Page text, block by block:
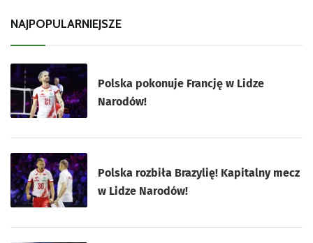
NAJPOPULARNIEJSZE
Polska pokonuje Francję w Lidze
Narodów!
Polska rozbiła Brazylię! Kapitalny mecz
w Lidze Narodów!